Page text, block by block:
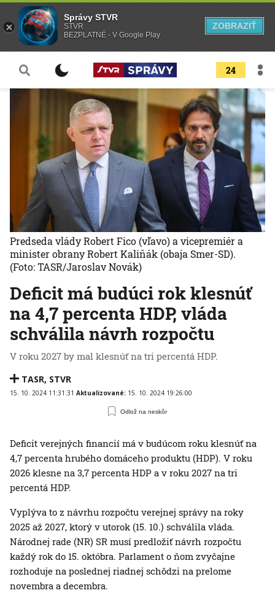
24
Deficit má budúci rok klesnúť
na 4,7 percenta HDP, vláda
schválila návrh rozpočtu
V roku 2027 by mal klesnúť na tri percentá HDP.
TASR, STVR
15. 10. 2024 11:31:31 Aktualizované: 15. 10. 2024 19:26:00
Odlož na neskôr
Predseda vlády Robert Fico (vľavo) a vicepremiér a
minister obrany Robert Kaliňák (obaja Smer-SD).
(Foto: TASR/Jaroslav Novák)
Deficit verejných financií má v budúcom roku klesnúť na
4,7 percenta hrubého domáceho produktu (HDP). V roku
2026 klesne na 3,7 percenta HDP a v roku 2027 na tri
percentá HDP.
Vyplýva to z návrhu rozpočtu verejnej správy na roky
2025 až 2027, ktorý v utorok (15. 10.) schválila vláda.
Národnej rade (NR) SR musí predložiť návrh rozpočtu
každý rok do 15. októbra. Parlament o ňom zvyčajne
rozhoduje na poslednej riadnej schôdzi na prelome
novembra a decembra.
Správy STVR
STVR
BEZPLATNÉ - V Google Play
ZOBRAZIŤ